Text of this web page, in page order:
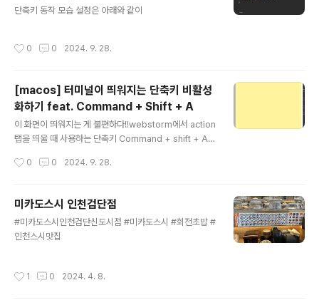
단축키 동작 모습 설정은 아래와 같이
0 0 2024. 9. 28.
[macos] 터미널이 띄워지는 단축키 비활성
화하기 feat. Command + Shift + A
이 화면이 띄워지는 게 불편하다!!webstorm에서 action
탭을 띄울 때 사용하는 단축키 Command + shift + A를
다. 해서 키보드 단축키를 다 찾아봤더니 설정에 있었
단축키 선택서비스탭 > 텍스트 > 터미널에서 man 페이지
인덱스 검색
0 0 2024. 9. 28.
미카도스시 인천검단점
#미카도스시인천검단신도시점 #미카도스시 #회전초밥 #
인천스시맛집
1 0 2024. 4. 8.